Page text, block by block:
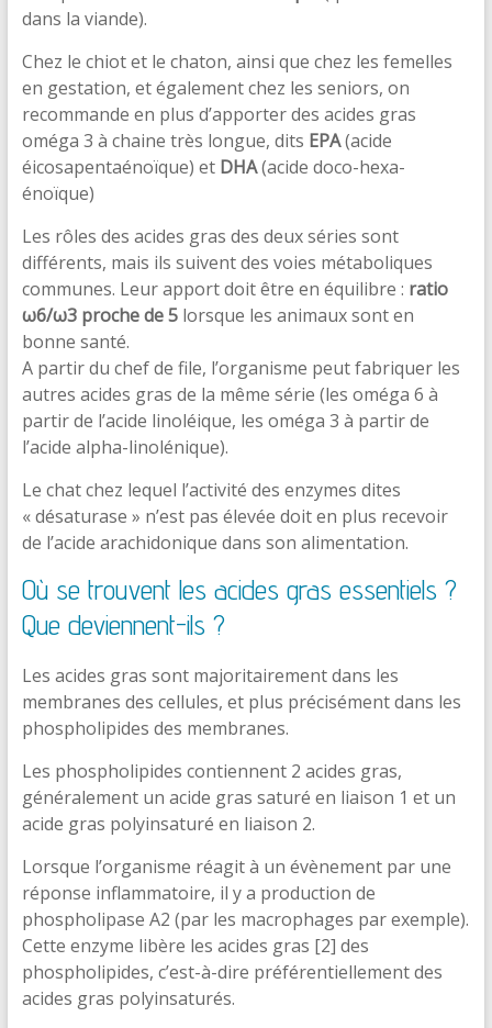
dans la viande).
Chez le chiot et le chaton, ainsi que chez les femelles
en gestation, et également chez les seniors, on
recommande en plus d’apporter des acides gras
oméga 3 à chaine très longue, dits EPA(acide
éicosapentaénoïque) et DHA(acide doco-hexa-
énoïque)
Les rôles des acides gras des deux séries sont
différents, mais ils suivent des voies métaboliques
communes. Leur apport doit être en équilibre : ratio
ω6/ω3 proche de 5lorsque les animaux sont en
bonne santé.
A partir du chef de file, l’organisme peut fabriquer les
autres acides gras de la même série (les oméga 6 à
partir de l’acide linoléique, les oméga 3 à partir de
l’acide alpha-linolénique).
Le chat chez lequel l’activité des enzymes dites
« désaturase » n’est pas élevée doit en plus recevoir
de l’acide arachidonique dans son alimentation.
Où se trouvent les acides gras essentiels ?
Que deviennent-ils ?
Les acides gras sont majoritairement dans les
membranes des cellules, et plus précisément dans les
phospholipides des membranes.
Les phospholipides contiennent 2 acides gras,
généralement un acide gras saturé en liaison 1 et un
acide gras polyinsaturé en liaison 2.
Lorsque l’organisme réagit à un évènement par une
réponse inflammatoire, il y a production de
phospholipase A2 (par les macrophages par exemple).
Cette enzyme libère les acides gras [2] des
phospholipides, c’est-à-dire préférentiellement des
acides gras polyinsaturés.